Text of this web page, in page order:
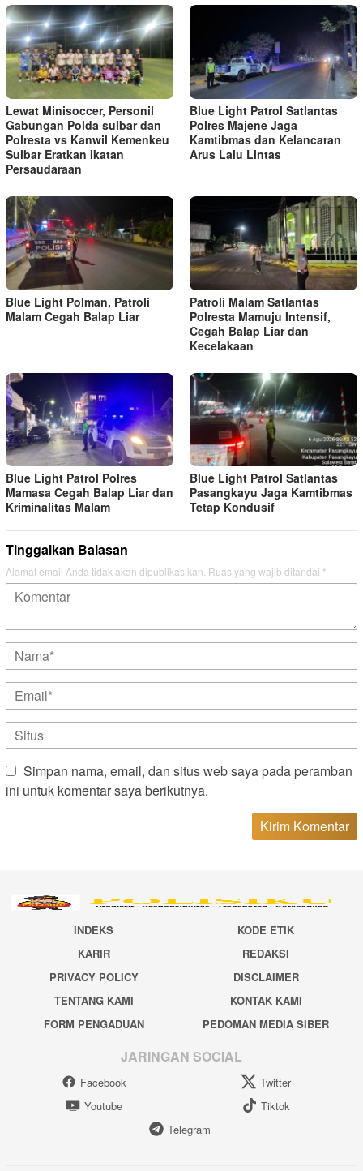
Lewat Minisoccer, Personil
Gabungan Polda sulbar dan
Polresta vs Kanwil Kemenkeu
Sulbar Eratkan Ikatan
Persaudaraan
Blue Light Patrol Satlantas
Polres Majene Jaga
Kamtibmas dan Kelancaran
Arus Lalu Lintas
Blue Light Polman, Patroli
Malam Cegah Balap Liar
Patroli Malam Satlantas
Polresta Mamuju Intensif,
Cegah Balap Liar dan
Kecelakaan
Blue Light Patrol Polres
Mamasa Cegah Balap Liar dan
Kriminalitas Malam
Blue Light Patrol Satlantas
Pasangkayu Jaga Kamtibmas
Tetap Kondusif
Tinggalkan Balasan
Alamat email Anda tidak akan dipublikasikan. Ruas yang wajib ditandai *
Simpan nama, email, dan situs web saya pada peramban
ini untuk komentar saya berikutnya.
INDEKS
KODE ETIK
KARIR
REDAKSI
PRIVACY POLICY
DISCLAIMER
TENTANG KAMI
KONTAK KAMI
FORM PENGADUAN
PEDOMAN MEDIA SIBER
JARINGAN SOCIAL
Facebook
Twitter
Youtube
Tiktok
Telegram